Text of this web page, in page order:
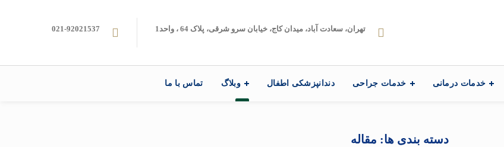
تهران، سعادت آباد، میدان کاج، خیابان سرو شرقی، پلاک 64 ، واحد1 021-92021537
خدمات درمانی خدمات جراحی دندانپزشکی اطفال وبلاگ تماس با ما
دسته بندی ها: مقاله